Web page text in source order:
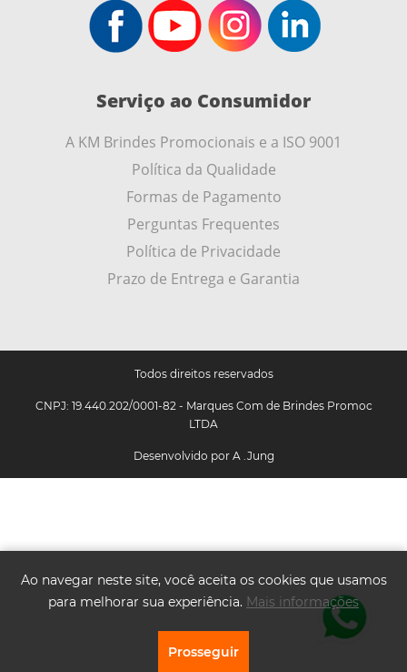
Ao navegar neste site, você aceita os cookies que usamos
para melhorar sua experiência. Mais informações
Prosseguir
Serviço ao Consumidor
A KM Brindes Promocionais e a ISO 9001
Política da Qualidade
Formas de Pagamento
Perguntas Frequentes
Política de Privacidade
Prazo de Entrega e Garantia
Todos direitos reservados
CNPJ: 19.440.202/0001-82 - Marques Com de Brindes Promoc
LTDA
Desenvolvido por A .Jung